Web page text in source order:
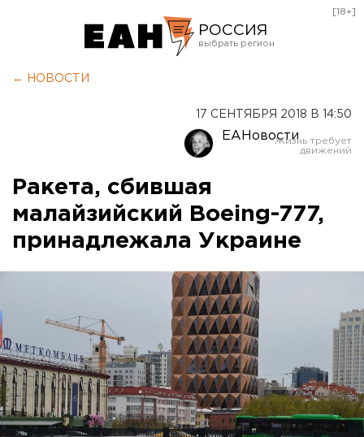
РОССИЯ
Оренбург
[18+]
← НОВОСТИ
17 СЕНТЯБРЯ 2018 В 14:50
ЕАНовости
Ракета, сбившая
малайзийский Boeing-777,
принадлежала Украине